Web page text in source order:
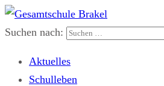
Gesamtschule Brakel
Gemeinsam.Erfolgreich.Bewegt.
Suchen nach:
Aktuelles
Schulleben